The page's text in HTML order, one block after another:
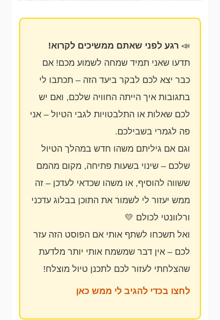
📣 רגע לפני שאתם ממשיכים לקרוא!
תדעו שאני תמיד שמחה לשמוע מכם! אם
כבר יצא לכם לבקר ביעד הזה – תכתבו לי
בתגובות איך הייתה החוויה שלכם, ואם יש
לכם שאלות או התלבטויות לגבי הטיול – אני
פה לגמרי בשבילכם.
וגם אם גיליתם משהו חדש במהלך הטיול
שלכם – שינוי בשעות פתיחה, מקום מהמם
ששווה להוסיף, או משהו שכדאי לעדכן – זה
ממש יעזור לי לשמור את התוכן בבלוג עדכני
ורלוונטי לכולם 💛
ואל תשכחו לשתף אותי אם הפוסט הזה עזר
לכם – אין דבר שמשמח אותי יותר מלדעת
שהצלחתי לעזור לכם לתכנן טיול מוצלח!
לחצו בכדי להגיב לי ממש כאן